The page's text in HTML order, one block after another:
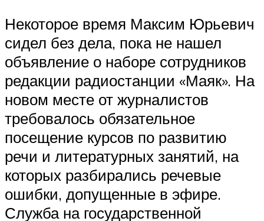
Некоторое время Максим Юрьевич
сидел без дела, пока не нашел
объявление о наборе сотрудников
редакции радиостанции «Маяк». На
новом месте от журналистов
требовалось обязательное
посещение курсов по развитию
речи и литературных занятий, на
которых разбирались речевые
ошибки, допущенные в эфире.
Служба на государственной